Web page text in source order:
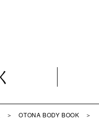
歩く
＞OTONA BODY BOOK ＞